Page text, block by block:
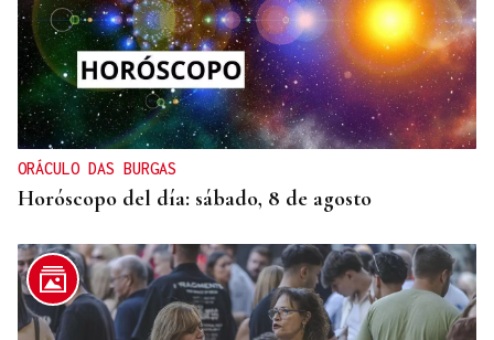
ASESINÓ A SU ABUELO
Un tiroteo escolar en Tailandia deja al menos 6
muertos y 15 heridos
ORÁCULO DAS BURGAS
Horóscopo del día: sábado, 8 de agosto